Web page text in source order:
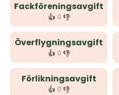
Fackföreningsavgift
👍 0 👎
Överflygningsavgift
👍 0 👎
Förlikningsavgift
👍 0 👎